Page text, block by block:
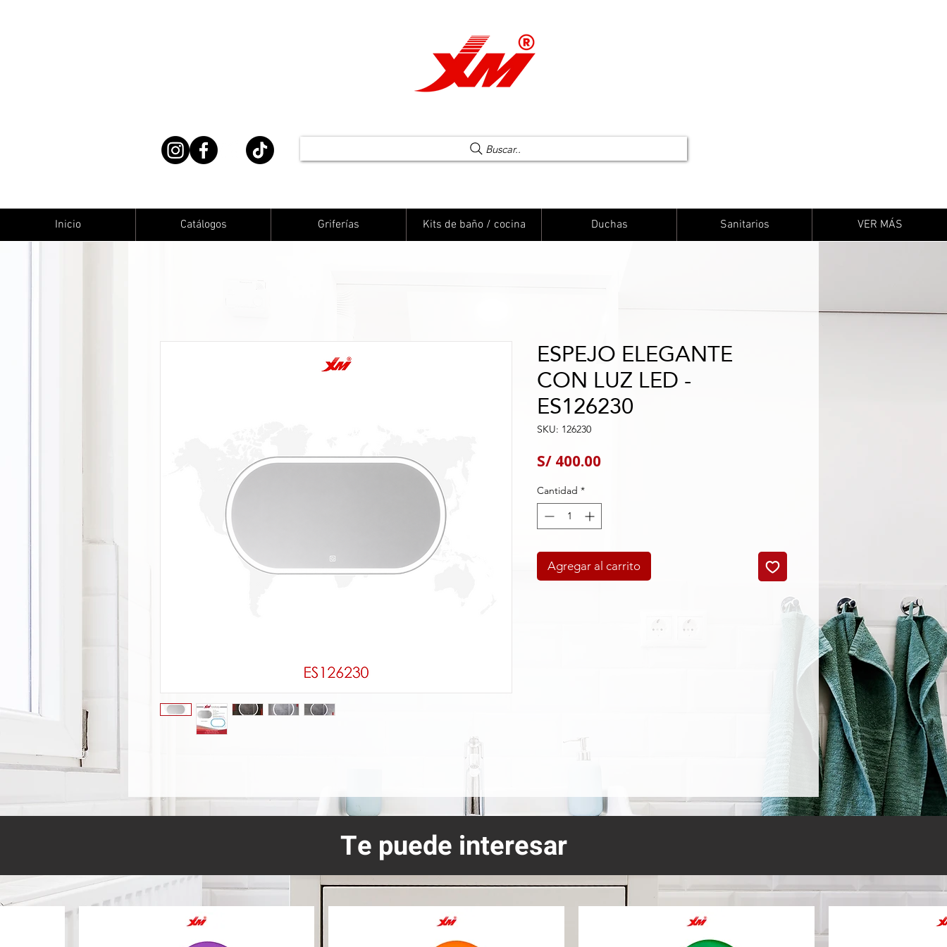
Buscar..
Inicio Catálogos Griferías Kits de baño / cocina Duchas Sanitarios VER MÁS
ESPEJO ELEGANTE
CON LUZ LED -
ES126230
SKU: 126230
S/ 400.00Precio
Cantidad *
Agregar al carrito
Te puede interesar